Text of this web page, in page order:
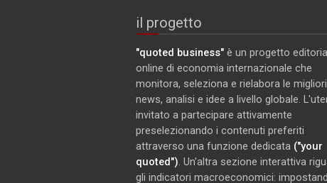
il progetto
"quoted business" è un progetto
online di economia internazionale che
monitora, seleziona e rielabora le migliori
news, analisi e idee a livello globale.
invitato a partecipare attivamente
preselezionando i contenuti preferiti
attraverso una funzione dedicata ("your
quoted"). Un'altra sezione interattiva
gli indicatori macroeconomici: